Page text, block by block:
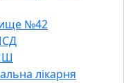
№42
лікарня